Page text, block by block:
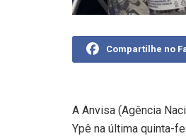
Compartilhe no
A Anvisa (Agência
Ypê na última quinta-